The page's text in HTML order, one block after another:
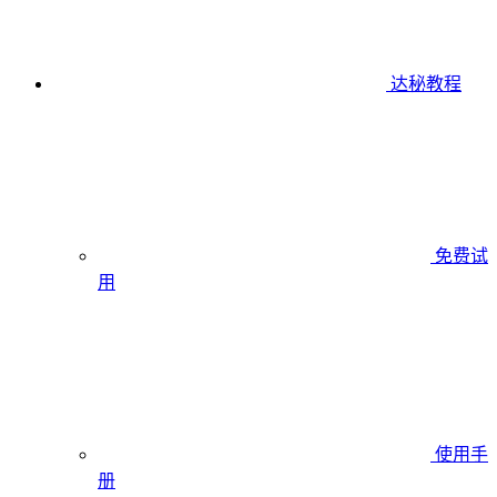
达秘教程
免费试
用
使用手
册